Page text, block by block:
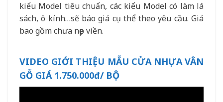
kiểu Model tiêu chuẩn, các kiểu Model có làm lá
sách, ô kính…sẽ báo giá cụ thể theo yêu cầu. Giá
bao gồm chưa nẹp viền.
VIDEO GIỚI THIỆU MẪU CỬA NHỰA VÂN
GỖ GIÁ 1.750.000đ/ BỘ